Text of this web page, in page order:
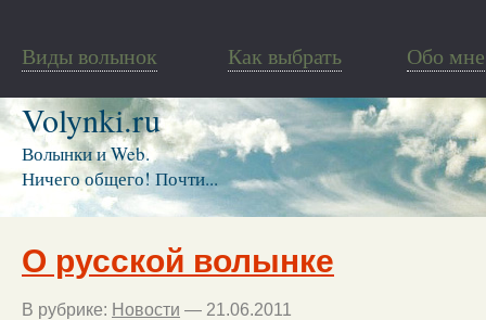
Виды волынок Как выбрать Обо мне
Volynki.ru
Волынки и Web.
Ничего общего! Почти...
О русской волынке
В рубрике: Новости — 21.06.2011